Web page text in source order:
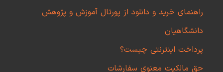
راهنمای خرید و دانلود از پورتال آموزش و پژوهش
دانشگاهیان
پرداخت اینترنتی چیست؟
حق مالکیت معنوی سفارشات